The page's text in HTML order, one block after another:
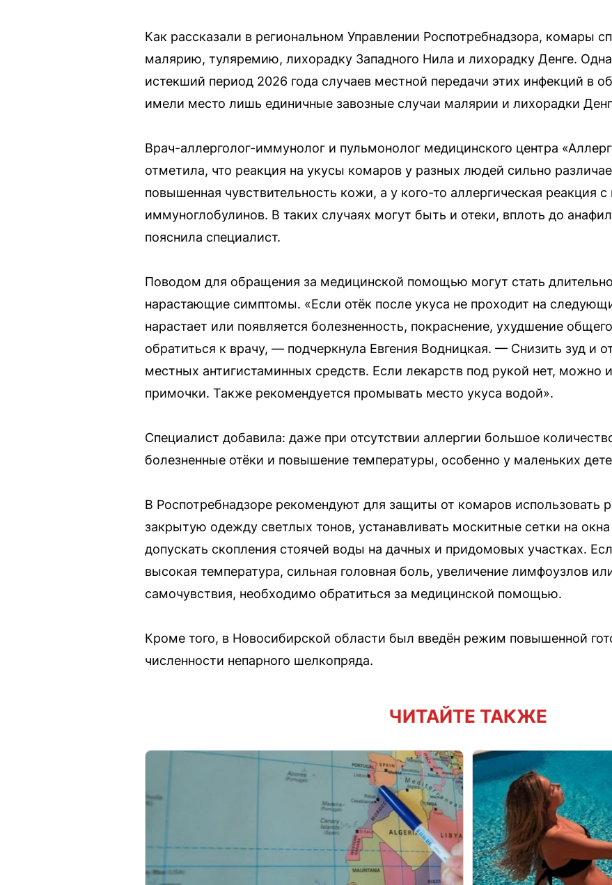
Как рассказали в региональном Управлении Роспотребнадзора, комары
малярию, туляремию, лихорадку Западного Нила и лихорадку Денге.
истекший период 2026 года случаев местной передачи этих инфекций в
имели место лишь единичные завозные случаи малярии и лихорадки
Врач-аллерголог-иммунолог и пульмонолог медицинского центра
отметила, что реакция на укусы комаров у разных людей сильно
повышенная чувствительность кожи, а у кого-то аллергическая реакция
иммуноглобулинов. В таких случаях могут быть и отеки, вплоть до
пояснила специалист.
Поводом для обращения за медицинской помощью могут стать
нарастающие симптомы. «Если отёк после укуса не проходит на
нарастает или появляется болезненность, покраснение, ухудшение
обратиться к врачу, — подчеркнула Евгения Водницкая. — Снизить зуд и
местных антигистаминных средств. Если лекарств под рукой нет, можно
примочки. Также рекомендуется промывать место укуса водой».
Специалист добавила: даже при отсутствии аллергии большое
болезненные отёки и повышение температуры, особенно у маленьких
В Роспотребнадзоре рекомендуют для защиты от комаров использовать
закрытую одежду светлых тонов, устанавливать москитные сетки на
допускать скопления стоячей воды на дачных и придомовых участках.
высокая температура, сильная головная боль, увеличение лимфоузлов
самочувствия, необходимо обратиться за медицинской помощью.
Кроме того, в Новосибирской области был введён режим повышенной
численности непарного шелкопряда.
ЧИТАЙТЕ ТАКЖЕ